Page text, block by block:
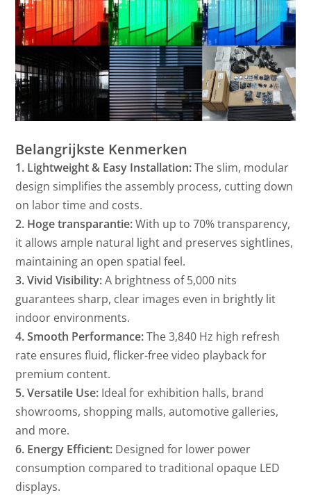
Belangrijkste Kenmerken
1. Lightweight & Easy Installation:The slim, modular
design simplifies the assembly process, cutting down
on labor time and costs.
2. Hoge transparantie:With up to 70% transparency,
it allows ample natural light and preserves sightlines,
maintaining an open spatial feel.
3. Vivid Visibility:A brightness of 5,000 nits
guarantees sharp, clear images even in brightly lit
indoor environments.
4. Smooth Performance:The 3,840 Hz high refresh
rate ensures fluid, flicker-free video playback for
premium content.
5. Versatile Use: Ideal for exhibition halls, brand
showrooms, shopping malls, automotive galleries,
and more.
6. Energy Efficient: Designed for lower power
consumption compared to traditional opaque LED
displays.